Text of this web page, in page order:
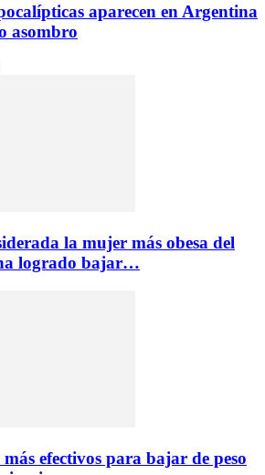
aparecen en Argentina
asombro
la mujer más obesa del
logrado bajar…
efectivos para bajar de peso